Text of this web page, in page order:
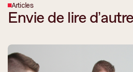
Articles
Envie de lire